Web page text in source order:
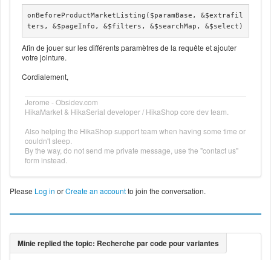
onBeforeProductMarketListing($paramBase, &$extrafil
ters, &$pageInfo, &$filters, &$searchMap, &$select)
Afin de jouer sur les différents paramètres de la requête et ajouter
votre jointure.
Cordialement,
Jerome - Obsidev.com
HikaMarket & HikaSerial developer / HikaShop core dev team.
Also helping the HikaShop support team when having some time or
couldn't sleep.
By the way, do not send me private message, use the "contact us"
form instead.
Please Log in orCreate an accountto join the conversation.